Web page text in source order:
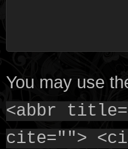
You may use
<abbr
cite="">